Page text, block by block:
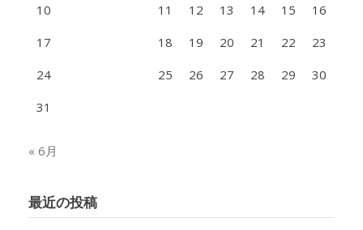
10
11 12 13 14 15
16
17
18 19 20 21 22
23
24
25 26 27 28 29
30
31
« 6月
最近の投稿